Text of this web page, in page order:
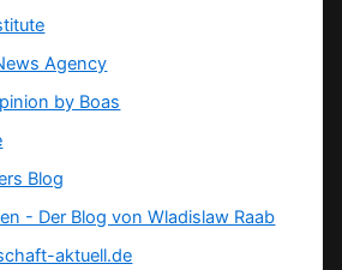
Agency
by Boas
Blog
- Der Blog von Wladislaw Raab
aktuell.de